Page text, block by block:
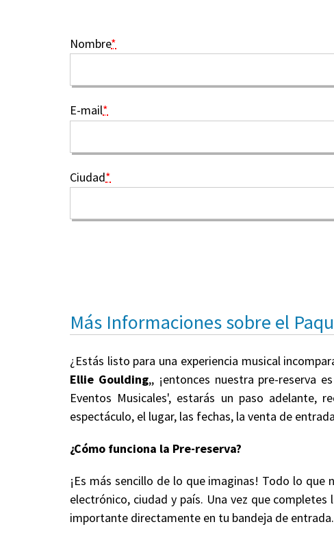
Nombre*
E-mail*
Ciudad*
Más Informaciones sobre el
¿Estás listo para una experiencia musical
Ellie Goulding,, ¡entonces nuestra pre-reserva
Eventos Musicales', estarás un paso
espectáculo, el lugar, las fechas, la venta de
¿Cómo funciona la Pre-reserva?
¡Es más sencillo de lo que imaginas! Todo lo
electrónico, ciudad y país. Una vez que
importante directamente en tu bandeja de entrada.